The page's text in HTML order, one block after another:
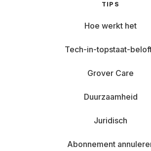
TIPS
Hoe werkt het
Tech-in-topstaat-
Grover Care
Duurzaamheid
Juridisch
Abonnement